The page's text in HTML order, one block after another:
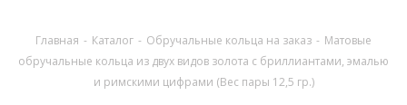
Главная - Каталог - Обручальные кольца на заказ - Матовые
обручальные кольца из двух видов золота с бриллиантами, эмалью
и римскими цифрами (Вес пары 12,5 гр.)